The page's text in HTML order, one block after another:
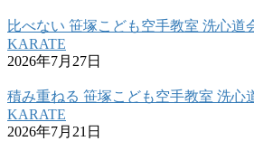
比べない 笹塚こども空手教室 洗心道
KARATE
2026年7月27日
積み重ねる 笹塚こども空手教室 洗心
KARATE
2026年7月21日